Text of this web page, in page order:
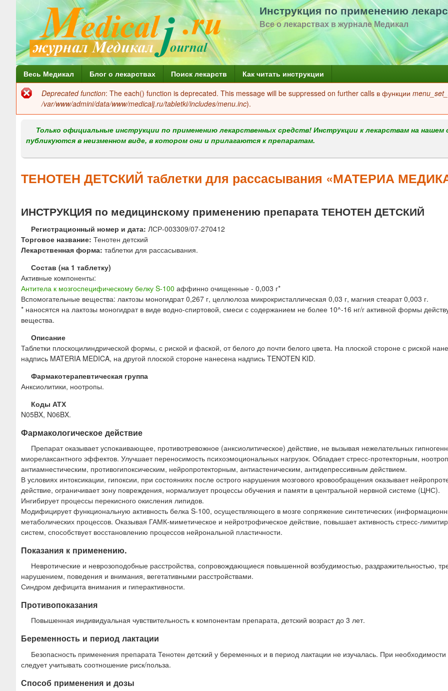
Перейти
к
содержанию
Инструкция по применению
Все о лекарствах в журнале Медикал
Г
л
н
м
н
Весь Медикал Блог о лекарствах Поиск лекарств Как читать инструкции
Сообщение
об
ошибке
Deprecated function: The each() function is deprecated. This message will be suppressed on further calls в функции
/var/www/admini/data/www/medicalj.ru/tabletki/includes/menu.inc).
Только официальные инструкции по применению лекарственных средств! Инструкции к лекарствам на нашем
публикуются в неизменном виде, в котором они и прилагаются к препаратам.
ТЕНОТЕН ДЕТСКИЙ таблетки для рассасывания «МАТЕРИА
ИНСТРУКЦИЯ по медицинскому применению препарата ТЕНОТЕН ДЕТСКИЙ
Регистрационный номер и дата: ЛСР-003309/07-270412
Торговое название: Тенотен детский
Лекарственная форма: таблетки для рассасывания.
Состав (на 1 таблетку)
Активные компоненты:
Антитела к мозгоспецифическому белку S-100 аффинно очищенные - 0,003 г*
Вспомогательные вещества: лактозы моногидрат 0,267 г, целлюлоза микрокристаллическая 0,03 г, магния стеарат 0,003 г.
* наносятся на лактозы моногидрат в виде водно-спиртовой, смеси с содержанием не более 10^-16 нг/г активной формы
вещества.
Описание
Таблетки плоскоцилиндрической формы, с риской и фаской, от белого до почти белого цвета. На плоской стороне с риской
надпись MATERIA MEDICA, на другой плоской стороне нанесена надпись TENOTEN KID.
Фармакотерапевтическая группа
Анксиолитики, ноотропы.
Коды АТХ
N05BX, N06BX.
Фармакологическое действие
Препарат оказывает успокаивающее, противотревожное (анксиолитическое) действие, не вызывая нежелательных
миорелаксантного эффектов. Улучшает переносимость психоэмоциональных нагрузок. Обладает стресс-протекторным,
антиамнестическим, противогипоксическим, нейропротекторным, антиастеническим, антидепрессивным действием.
В условиях интоксикации, гипоксии, при состояниях после острого нарушения мозгового кровообращения оказывает
действие, ограничивает зону повреждения, нормализует процессы обучения и памяти в центральной нервной системе (ЦНС).
Ингибирует процессы перекисного окисления липидов.
Модифицирует функциональную активность белка S-100, осуществляющего в мозге сопряжение синтетических
метаболических процессов. Оказывая ГАМК-миметическое и нейротрофическое действие, повышает активность стресс-
систем, способствует восстановлению процессов нейрональной пластичности.
Показания к применению.
Невротические и неврозоподобные расстройства, сопровождающиеся повышенной возбудимостью, раздражительностью,
нарушением, поведения и внимания, вегетативными расстройствами.
Синдром дефицита внимания и гиперактивности.
Противопоказания
Повышенная индивидуальная чувствительность к компонентам препарата, детский возраст до 3 лет.
Беременность и период лактации
Безопасность применения препарата Тенотен детский у беременных и в период лактации не изучалась. При
следует учитывать соотношение риск/польза.
Способ применения и дозы